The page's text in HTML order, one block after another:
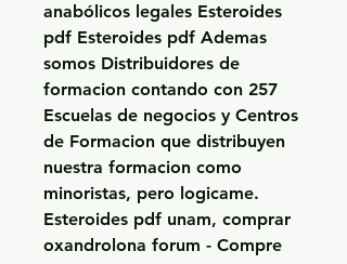
anabólicos legales Esteroides
pdf Esteroides pdf Ademas
somos Distribuidores de
formacion contando con 257
Escuelas de negocios y Centros
de Formacion que distribuyen
nuestra formacion como
minoristas, pero logicame.
Esteroides pdf unam, comprar
oxandrolona forum - Compre